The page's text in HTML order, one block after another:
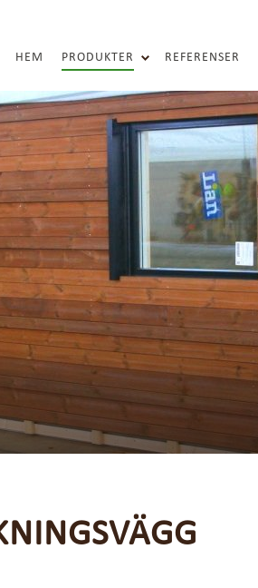
HEM PRODUKTER REFERENSER